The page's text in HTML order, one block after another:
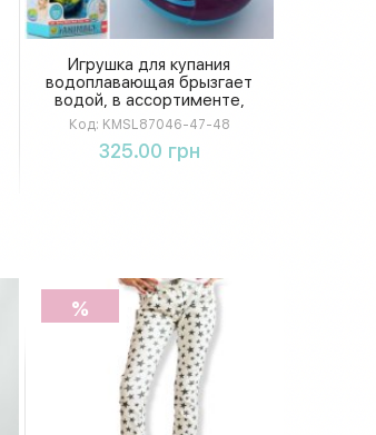
Игрушка для купания
водоплавающая брызгает
водой, в ассортименте,
коробка 16х16х8 см
Код: KMSL87046-47-48
325.00 грн
%